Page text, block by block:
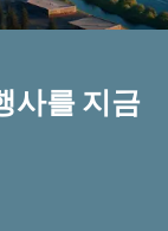
사를 지금